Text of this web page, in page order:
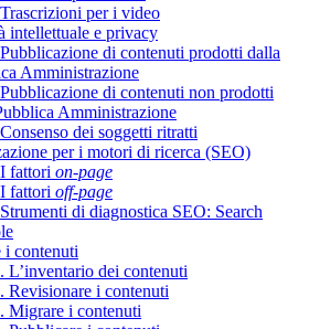
per i video
intellettuale e privacy
di contenuti prodotti dalla
Amministrazione
di contenuti non prodotti
Amministrazione
dei soggetti ritratti
per i motori di ricerca (SEO)
fattori on-page
fattori off-page
di diagnostica SEO: Search
i contenuti
L’inventario dei contenuti
Revisionare i contenuti
Migrare i contenuti